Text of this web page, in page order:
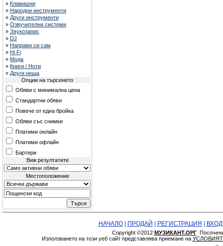
» Клавишни
» Народни инструменти
» Други инструменти
» Озвучителни системи
» Звукозапис
» DJ
» Направи си сам
» Hi Fi
» Мода
» Книги / Ноти
» Други неща
Опции на търсенето
Обяви с минимална цена
Стандартни обяви
Повече от една бройка
Обяви със снимки
Платими онлайн
Платими офлайн
Бартери
Виж резултатите
Местоположение
НАЧАЛО| ПРОДАЙ РЕГИСТРАЦИЯ ВХОД
Copyright ©2012 МУЗИКАНТ.ОРГ.
Използването на този уеб сайт представлява приемане на